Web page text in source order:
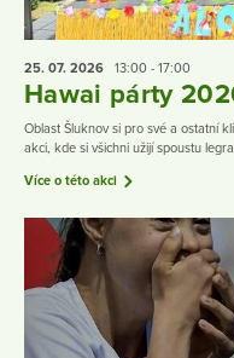
25. 07. 2026 13:00 - 17:00
Hawai párty
Oblast Šluknov si pro své a ostatní
akci, kde si všichni užijí spoustu
Více o této akci